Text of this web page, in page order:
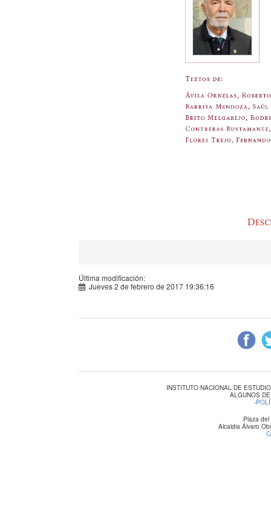
Última modificación:
Jueves 2 de febrero de 2017 19:36:16
INSTITUTO NACIONAL DE
ALGUNOS
-
Plaza
Alcaldia Álvaro